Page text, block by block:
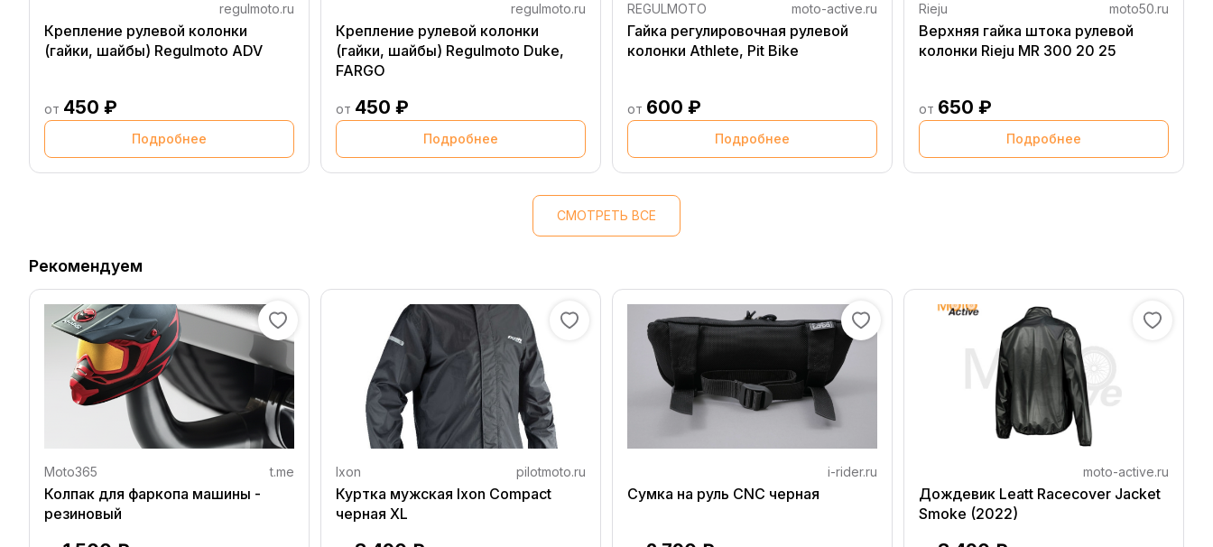
regulmoto.ru
Крепление рулевой колонки
(гайки, шайбы) Regulmoto ADV
от 450 ₽
Подробнее
regulmoto.ru
Крепление рулевой колонки
(гайки, шайбы) Regulmoto Duke,
FARGO
от 450 ₽
Подробнее
REGULMOTO moto-active.ru
Гайка регулировочная рулевой
колонки Athlete, Pit Bike
от 600 ₽
Подробнее
Rieju moto50.ru
Верхняя гайка штока рулевой
колонки Rieju MR 300 20 25
от 650 ₽
Подробнее
СМОТРЕТЬ ВСЕ
Рекомендуем
Moto365 t.me
Колпак для фаркопа машины -
резиновый
Ixon pilotmoto.ru
Куртка мужская Ixon Compact
черная XL
i-rider.ru
Сумка на руль CNC черная
moto-active.ru
Дождевик Leatt Racecover Jacket
Smoke (2022)